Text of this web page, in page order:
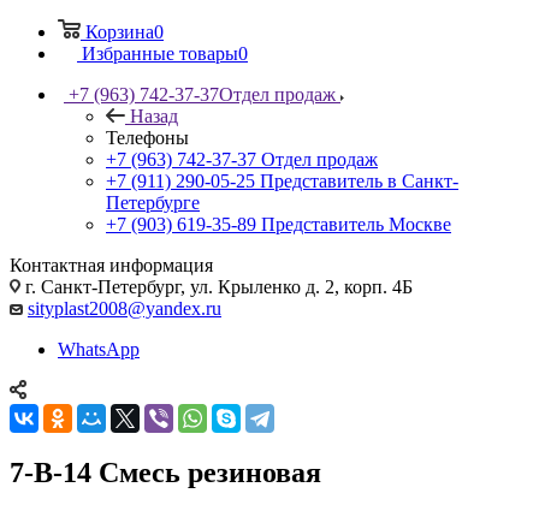
Корзина0
Избранные товары0
+7 (963) 742-37-37Отдел продаж
Назад
Телефоны
+7 (963) 742-37-37 Отдел продаж
+7 (911) 290-05-25 Представитель в Санкт-
Петербурге
+7 (903) 619-35-89 Представитель Москве
Контактная информация
г. Санкт-Петербург, ул. Крыленко д. 2, корп. 4Б
sityplast2008@yandex.ru
WhatsApp
7-В-14 Смесь резиновая